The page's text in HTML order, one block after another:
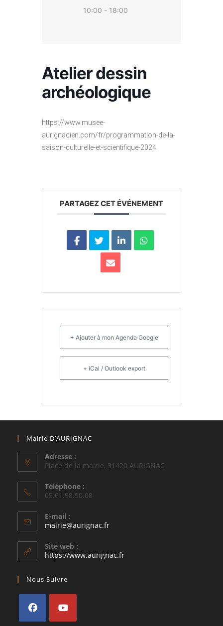
10:00 - 18:00
Atelier dessin
archéologique
https://www.musee-
aurignacien.com/fr/programmation-de-la-
saison-culturelle-et-scientifique-2024
PARTAGEZ CET ÉVÉNEMENT
+ Ajouter à mon Agenda Google
+ iCal / Outlook export
Mairie D’AURIGNAC
Adresse :
Place de la mairie, 31420 AURIGNAC
Téléphone :
05.61.98.90.08
E-mail :
mairie@aurignac.frS’ouvre
application
Site web :
https://www.aurignac.fr
Nous Suivre